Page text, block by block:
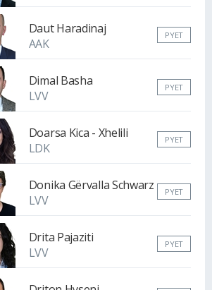
Daut Haradinaj
AAK
PYET
Dimal Basha
LVV
PYET
Doarsa Kica - Xhelili
LDK
PYET
Donika Gërvalla Schwarz
LVV
PYET
Drita Pajaziti
LVV
PYET